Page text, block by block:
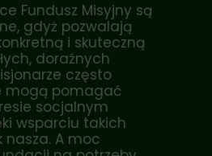
Fundusz Misyjny są
gdyż pozwalają
i skuteczną
doraźnych
często
mogą pomagać
socjalnym
wsparciu takich
nasza. A moc